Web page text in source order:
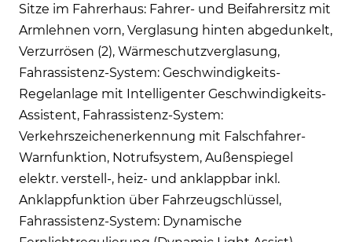
Sitze im Fahrerhaus: Fahrer- und Beifahrersitz mit
Armlehnen vorn, Verglasung hinten abgedunkelt,
Verzurrösen (2), Wärmeschutzverglasung,
Fahrassistenz-System: Geschwindigkeits-
Regelanlage mit Intelligenter Geschwindigkeits-
Assistent, Fahrassistenz-System:
Verkehrszeichenerkennung mit Falschfahrer-
Warnfunktion, Notrufsystem, Außenspiegel
elektr. verstell-, heiz- und anklappbar inkl.
Anklappfunktion über Fahrzeugschlüssel,
Fahrassistenz-System: Dynamische